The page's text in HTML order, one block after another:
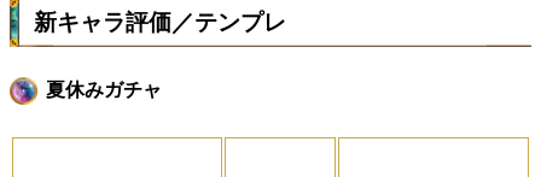
新キャラ評価／テンプレ
夏休みガチャ